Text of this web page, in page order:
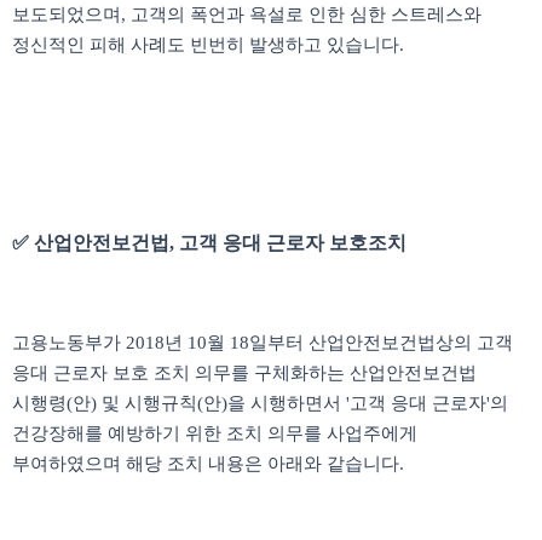
보도되었으며, 고객의 폭언과 욕설로 인한 심한 스트레스와
정신적인 피해 사례도 빈번히 발생하고 있습니다.
✅ 산업안전보건법, 고객 응대 근로자 보호조치
고용노동부가 2018년 10월 18일부터 산업안전보건법상의 고객
응대 근로자 보호 조치 의무를 구체화하는 산업안전보건법
시행령(안) 및 시행규칙(안)을 시행하면서 '고객 응대 근로자'의
건강장해를 예방하기 위한 조치 의무를 사업주에게
부여하였으며 해당 조치 내용은 아래와 같습니다.